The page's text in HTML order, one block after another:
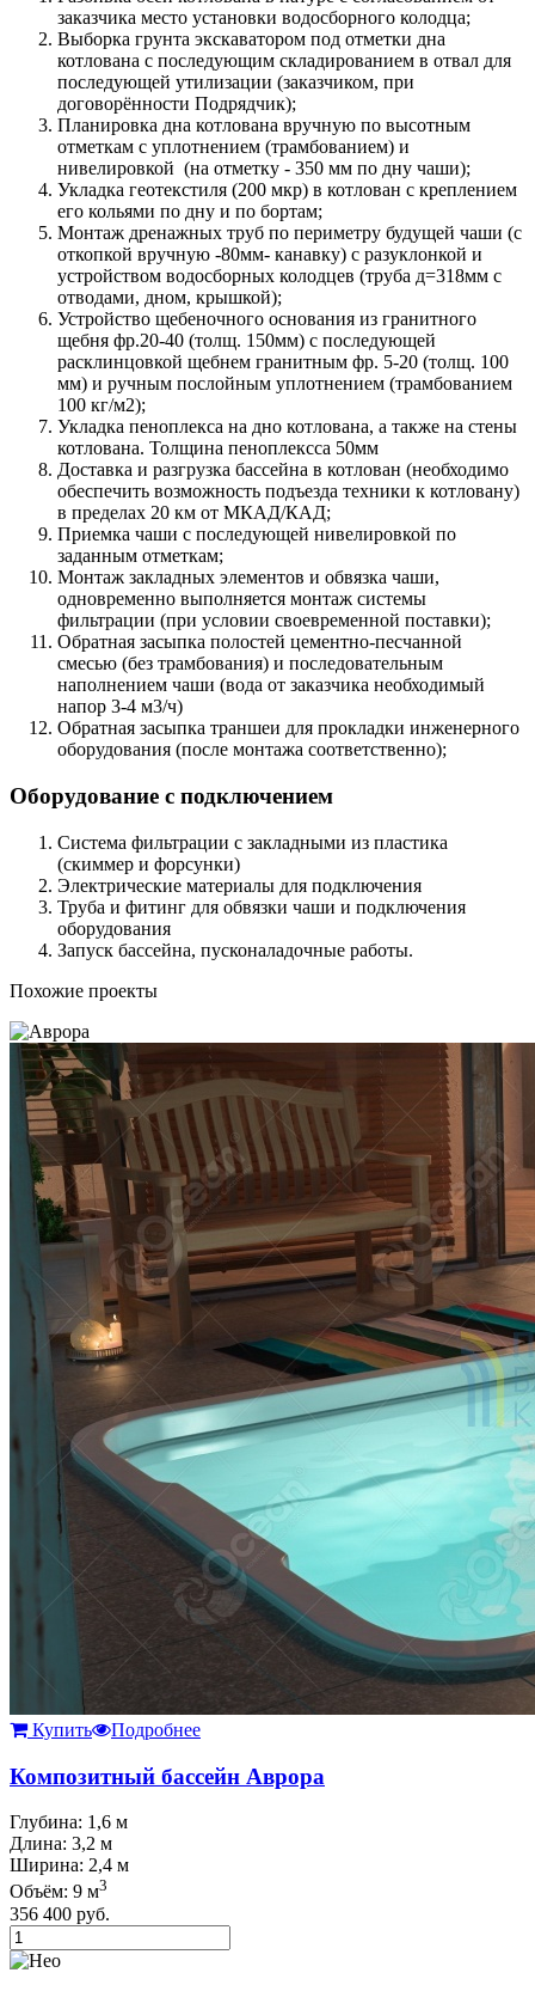
заказчика место установки водосборного колодца;
Выборка грунта экскаватором под отметки дна
котлована с последующим складированием в отвал для
последующей утилизации (заказчиком, при
договорённости Подрядчик);
Планировка дна котлована вручную по высотным
отметкам с уплотнением (трамбованием) и
нивелировкой (на отметку - 350 мм по дну чаши);
Укладка геотекстиля (200 мкр) в котлован с креплением
его кольями по дну и по бортам;
Монтаж дренажных труб по периметру будущей чаши (с
откопкой вручную -80мм- канавку) с разуклонкой и
устройством водосборных колодцев (труба д=318мм с
отводами, дном, крышкой);
Устройство щебеночного основания из гранитного
щебня фр.20-40 (толщ. 150мм) с последующей
расклинцовкой щебнем гранитным фр. 5-20 (толщ. 100
мм) и ручным послойным уплотнением (трамбованием
100 кг/м2);
Укладка пеноплекса на дно котлована, а также на стены
котлована. Толщина пеноплексса 50мм
Доставка и разгрузка бассейна в котлован (необходимо
обеспечить возможность подъезда техники к котловану)
в пределах 20 км от МКАД/КАД;
Приемка чаши с последующей нивелировкой по
заданным отметкам;
Монтаж закладных элементов и обвязка чаши,
одновременно выполняется монтаж системы
фильтрации (при условии своевременной поставки);
Обратная засыпка полостей цементно-песчанной
смесью (без трамбования) и последовательным
наполнением чаши (вода от заказчика необходимый
напор 3-4 м3/ч)
Обратная засыпка траншеи для прокладки инженерного
оборудования (после монтажа соответственно);
Оборудование с подключением
Система фильтрации с закладными из пластика
(скиммер и форсунки)
Электрические материалы для подключения
Труба и фитинг для обвязки чаши и подключения
оборудования
Запуск бассейна, пусконаладочные работы.
Похожие проекты
Купить Подробнее
Композитный бассейн Аврора
Глубина: 1,6 м
Длина: 3,2 м
Ширина: 2,4 м
Объём: 9 м3
356 400 руб.